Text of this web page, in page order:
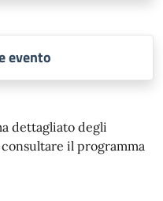
evento
dettagliato degli
il programma